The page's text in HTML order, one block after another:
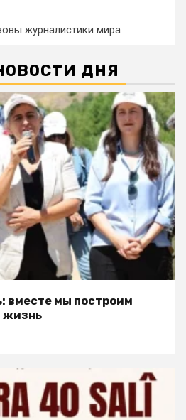
журналистики мира
ДНЯ
вместе мы построим
жизнь